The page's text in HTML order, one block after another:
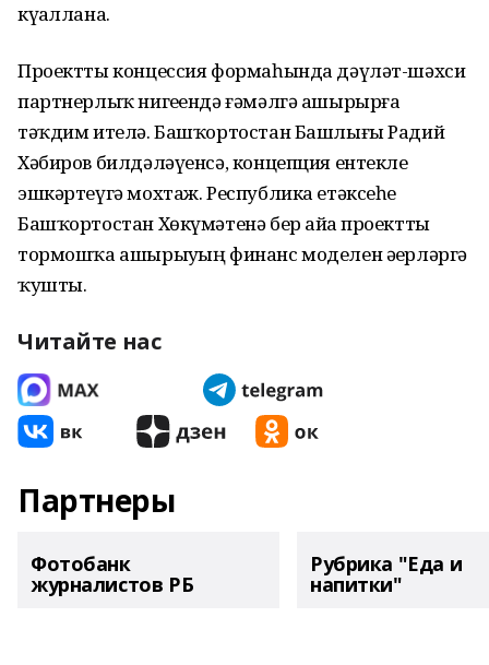
күҙаллана.
Проектты концессия формаһында дәүләт-шәхси
партнерлыҡ нигеҙендә ғәмәлгә ашырырға
тәҡдим ителә. Башҡортостан Башлығы Радий
Хәбиров билдәләүенсә, концепция ентекле
эшкәртеүгә мохтаж. Республика етәксеһе
Башҡортостан Хөкүмәтенә бер айҙа проектты
тормошҡа ашырыуҙың финанс моделен әҙерләргә
ҡушты.
Читайте нас
Партнеры
Фотобанк
журналистов РБ
Рубрика "Еда и
напитки"